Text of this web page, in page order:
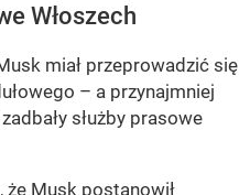
Włoszech
miał przeprowadzić się
– a przynajmniej
służby prasowe
że Musk postanowił